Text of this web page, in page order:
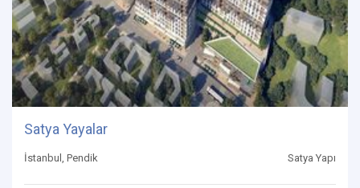
Satya Yayalar
İstanbul, Pendik Satya Yapı